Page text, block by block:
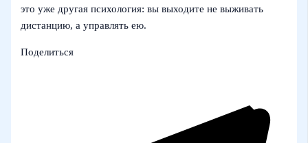
это уже другая психология: вы выходите не выживать
дистанцию, а управлять ею.
Поделиться